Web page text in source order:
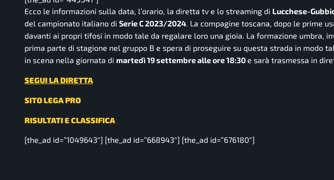
Ecco le informazioni sulla data, l’orario, la diretta tv e lo streaming di Lucchese-
del campionato italiano di Serie C 2023/2024. La compagine toscana, dopo le prime
davanti ai propri tifosi in modo tale da regalare loro una gioia. La formazione umbra,
prima parte di stagione nel gruppo B e spera di proseguire su questa strada in modo
in scena nella giornata di martedì 19 settembre alle ore 18:30e sarà trasmessa in
SEGUI LA DIRETTA
SITO LEGA PRO
RISULTATI E CLASSIFICA
[the_ad id=”1049643″] [the_ad id=”668943″] [the_ad id=”676180″]